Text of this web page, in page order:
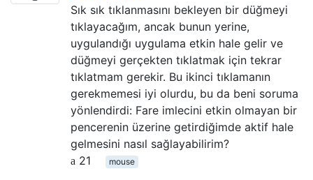
Sık sık tıklanmasını bekleyen bir düğmeyi
tıklayacağım, ancak bunun yerine,
uygulandığı uygulama etkin hale gelir ve
düğmeyi gerçekten tıklatmak için tekrar
tıklatmam gerekir. Bu ikinci tıklamanın
gerekmemesi iyi olurdu, bu da beni soruma
yönlendirdi: Fare imlecini etkin olmayan bir
pencerenin üzerine getirdiğimde aktif hale
gelmesini nasıl sağlayabilirim?
21
mouse